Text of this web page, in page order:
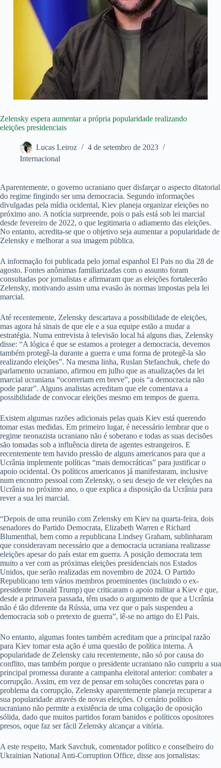
Zelensky espera aumentar a própria popularidade realizando
eleições presidenciais
Lucas Leiroz
4 de setembro de 2023
Internacional
Aparentemente, o governo ucraniano quer disfarçar o aspecto ditatorial
do regime fingindo ser uma democracia. Segundo informações
divulgadas pela mídia ocidental, Kiev planeja organizar eleições no
próximo ano. A notícia surpreende, pois o país está sob lei marcial
desde fevereiro de 2022, o que legitimaria o adiamento das eleições.
No entanto, acredita-se que o objetivo seja aumentar a popularidade de
Zelensky e melhorar a sua imagem pública.
A informação foi publicada pelo jornal espanhol El Pais no dia 28 de
agosto. Fontes anônimas familiarizadas com o assunto foram
consultadas por jornalistas e afirmaram que as eleições fortalecerão
Zelensky, motivando assim uma evasão às normas impostas pela lei
marcial.
Até recentemente, Zelensky descartava a possibilidade de eleições,
mas agora há sinais de que ele e a sua equipe estão a mudar a
estratégia. Numa entrevista à televisão local há alguns dias, Zelensky
disse: “A lógica é que se estamos a proteger a democracia, devemos
também protegê-la durante a guerra e uma forma de protegê-la são
realizando eleições”. Na mesma linha, Ruslan Stefanchuk, chefe do
parlamento ucraniano, afirmou em julho que as atualizações da lei
marcial ucraniana “ocorreriam em breve”, pois “a democracia não
pode parar”. Alguns analistas acreditam que ele comentava a
possibilidade de convocar eleições mesmo em tempos de guerra.
Existem algumas razões adicionais pelas quais Kiev está querendo
tomar estas medidas. Em primeiro lugar, é necessário lembrar que o
regime neonazista ucraniano não é soberano e todas as suas decisões
são tomadas sob a influência direta de agentes estrangeiros. E
recentemente tem havido pressão de alguns americanos para que a
Ucrânia implemente políticas “mais democráticas” para justificar o
apoio ocidental. Os políticos americanos já manifestaram, inclusive
num encontro pessoal com Zelensky, o seu desejo de ver eleições na
Ucrânia no próximo ano, o que explica a disposição da Ucrânia para
rever a sua lei marcial.
“Depois de uma reunião com Zelensky em Kiev na quarta-feira, dois
senadores do Partido Democrata, Elizabeth Warren e Richard
Blumenthal, bem como a republicana Lindsey Graham, sublinharam
que consideravam necessário que a democracia ucraniana realizasse
eleições apesar do país estar em guerra. A posição democrata tem
muito a ver com as próximas eleições presidenciais nos Estados
Unidos, que serão realizadas em novembro de 2024. O Partido
Republicano tem vários membros proeminentes (incluindo o ex-
presidente Donald Trump) que criticaram o apoio militar a Kiev e que,
desde a primavera passada, têm usado o argumento de que a Ucrânia
não é tão diferente da Rússia, uma vez que o país suspendeu a
democracia sob o pretexto de guerra”, lê-se no artigo do El Pais.
No entanto, algumas fontes também acreditam que a principal razão
para Kiev tomar esta ação é uma questão de política interna. A
popularidade de Zelensky caiu recentemente, não só por causa do
conflito, mas também porque o presidente ucraniano não cumpriu a sua
principal promessa durante a campanha eleitoral anterior: combater a
corrupção. Assim, em vez de pensar em soluções concretas para o
problema da corrupção, Zelensky aparentemente planeja recuperar a
sua popularidade através de novas eleições. O cenário político
ucraniano não permite a existência de uma coligação de oposição
sólida, dado que muitos partidos foram banidos e políticos opositores
presos, oque faz ser fácil Zelensky alcançar a vitória.
A este respeito, Mark Savchuk, comentador político e conselheiro do
Ukrainian National Anti-Corruption Office, disse aos jornalistas: